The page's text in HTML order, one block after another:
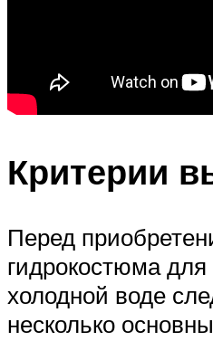
Критерии
Перед
гидрокостюма
холодной воде
несколько